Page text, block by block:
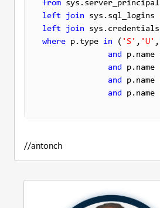
from
left join sys.sql_logins
left join sys.credentials
where p.type in ( 'S' , 'U' ,
and p.name
and p.name
and p.name
and p.name
//antonch